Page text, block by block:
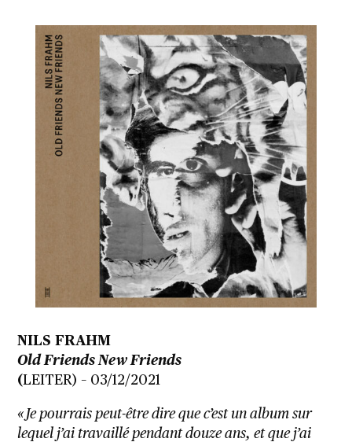
NILS FRAHM
Old Friends New Friends
(LEITER) – 03/12/2021
« Je pourrais peut-être dire que c’est un album sur
lequel j’ai travaillé pendant douze ans, et que j’ai